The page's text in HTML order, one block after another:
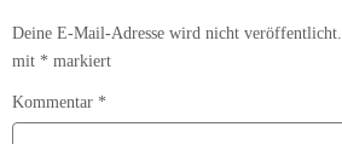
Deine E-Mail-Adresse wird nicht veröffentlicht.
mit * markiert
Kommentar *